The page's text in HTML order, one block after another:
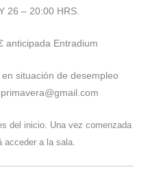
26 – 20:00 HRS.
anticipada Entradium
situación de desempleo
del inicio. Una vez comenzada
acceder a la sala.